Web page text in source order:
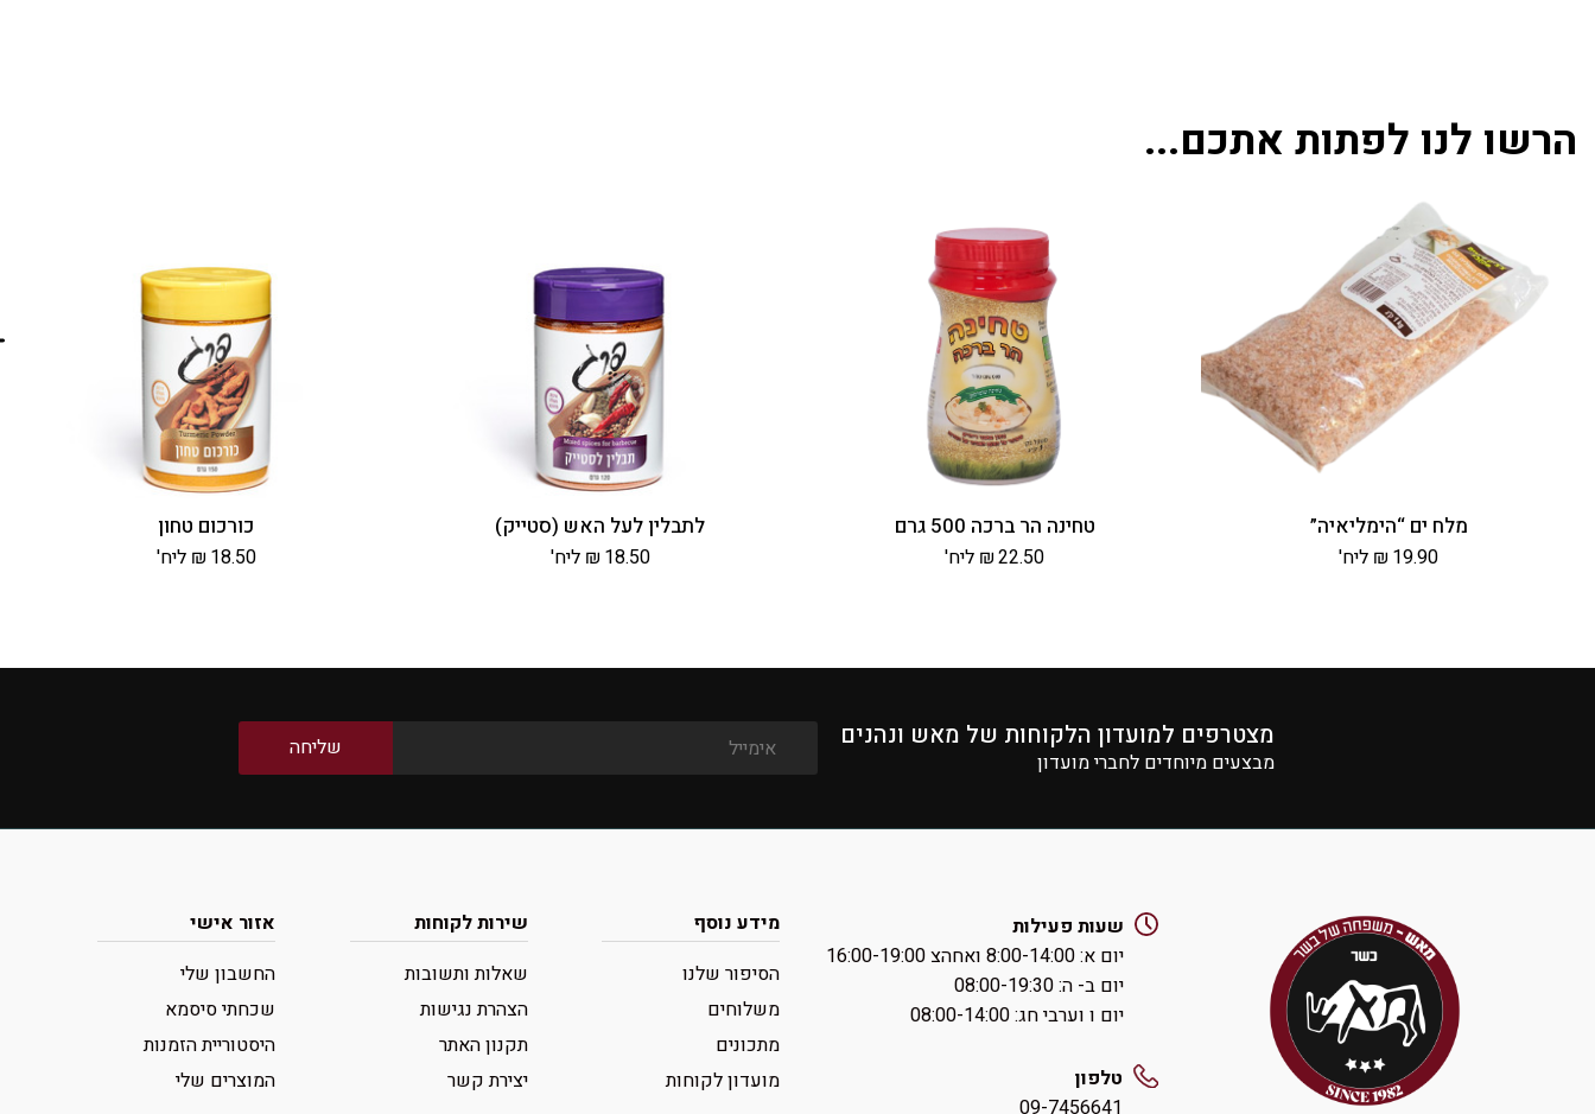
הרשו לנו לפתות אתכם...
מלח ים “הימליאיה”
₪ 19.90 ליח'
טחינה הר ברכה 500 גרם
₪22.50 ליח'
לתבלין לעל האש (סטייק)
₪ 18.50 ליח'
כורכום טחון
₪ 18.50 ליח'
מצטרפים למועדון הלקוחות של מאש ונהנים
מבצעים מיוחדים לחברי מועדון
שעות פעילות
יום א: ‏8:00-14:00 ואחהצ 16:00-19:00
יום ב- ה: ‏08:00-19:30
יום ו וערבי חג: ‏08:00-14:00
טלפון
09-7456641
מידע נוסף
הסיפור שלנו
משלוחים
מתכונים
מועדון לקוחות
שירות לקוחות
שאלות ותשובות
הצהרת נגישות
תקנון האתר
יצירת קשר
אזור אישי
החשבון שלי
שכחתי סיסמא
היסטוריית הזמנות
המוצרים שלי